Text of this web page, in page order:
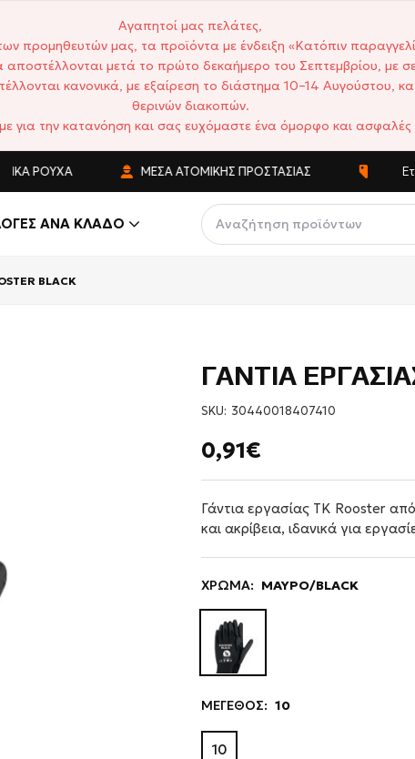
Αγαπητοί μας πελάτες,
προμηθευτών μας, τα προϊόντα με ένδειξη «Κατόπιν
μετά το πρώτο δεκαήμερο του Σεπτεμβρίου, με
κανονικά, με εξαίρεση το διάστημα 10–14 Αυγούστου,
θερινών διακοπών.
για την κατανόηση και σας ευχόμαστε ένα όμορφο και ασφαλές
ΜΈΣΑ ΑΤΟΜΙΚΉΣ ΠΡΟΣΤΑΣΊΑΣ
ΑΝΆ ΚΛΆΔΟ
BLACK
ΓΑΝΤΙΑ
SKU: 30440018407410
0,91€
Γάντια εργασίας TK Rooster
και ακρίβεια, ιδανικά για
ΧΡΩΜΑ: ΜΑΥΡΟ/BLACK
ΜΕΓΕΘΟΣ: 10
10